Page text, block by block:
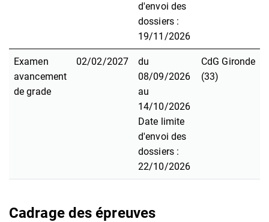
d'envoi des
dossiers :
19/11/2026
Examen
avancement
de grade
02/02/2027
du
08/09/2026
au
14/10/2026
Date limite
d'envoi des
dossiers :
22/10/2026
CdG Gironde
(33)
Cadrage des épreuves